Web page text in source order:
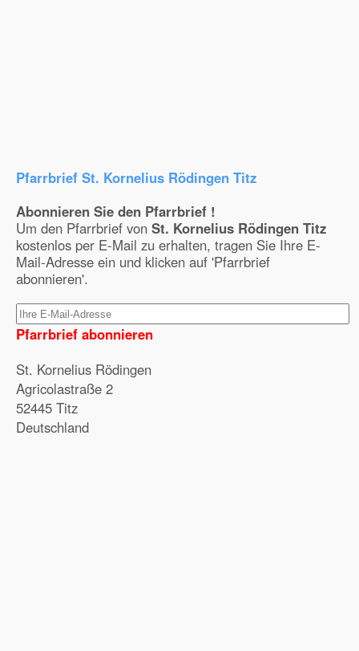
Pfarrbrief St. Kornelius Rödingen Titz
Abonnieren Sie den Pfarrbrief !
Um den Pfarrbrief von St. Kornelius Rödingen Titz
kostenlos per E-Mail zu erhalten, tragen Sie Ihre E-
Mail-Adresse ein und klicken auf 'Pfarrbrief
abonnieren'.
Pfarrbrief abonnieren
St. Kornelius Rödingen
Agricolastraße 2
52445 Titz
Deutschland